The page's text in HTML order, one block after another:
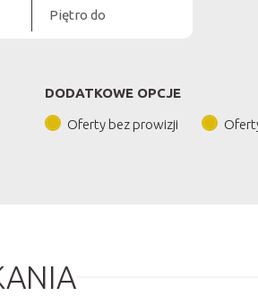
DODATKOWE OPCJE
Oferty bez prowizji